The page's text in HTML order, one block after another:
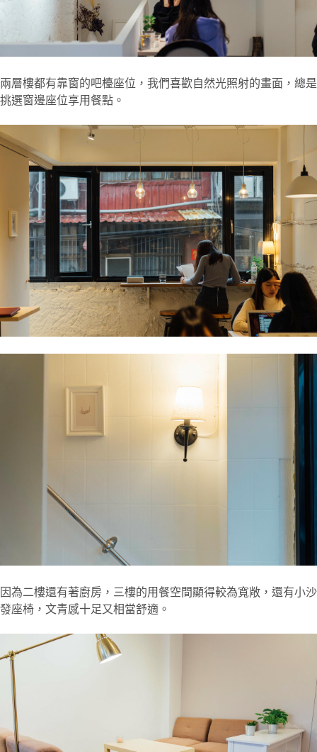
兩層樓都有靠窗的吧檯座位，我們喜歡自然光照射的畫面，總是
挑選窗邊座位享用餐點。
因為二樓還有著廚房，三樓的用餐空間顯得較為寬敞，還有小沙
發座椅，文青感十足又相當舒適。